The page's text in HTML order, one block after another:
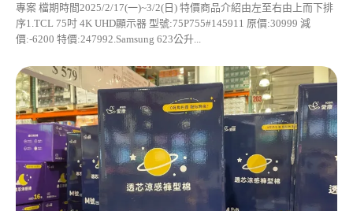
專案 檔期時間2025/2/17(一)~3/2(日) 特價商品介紹由左至右由上而下排
序1.TCL 75吋 4K UHD顯示器 型號:75P755#145911 原價:30999 減
價:-6200 特價:247992.Samsung 623公升...